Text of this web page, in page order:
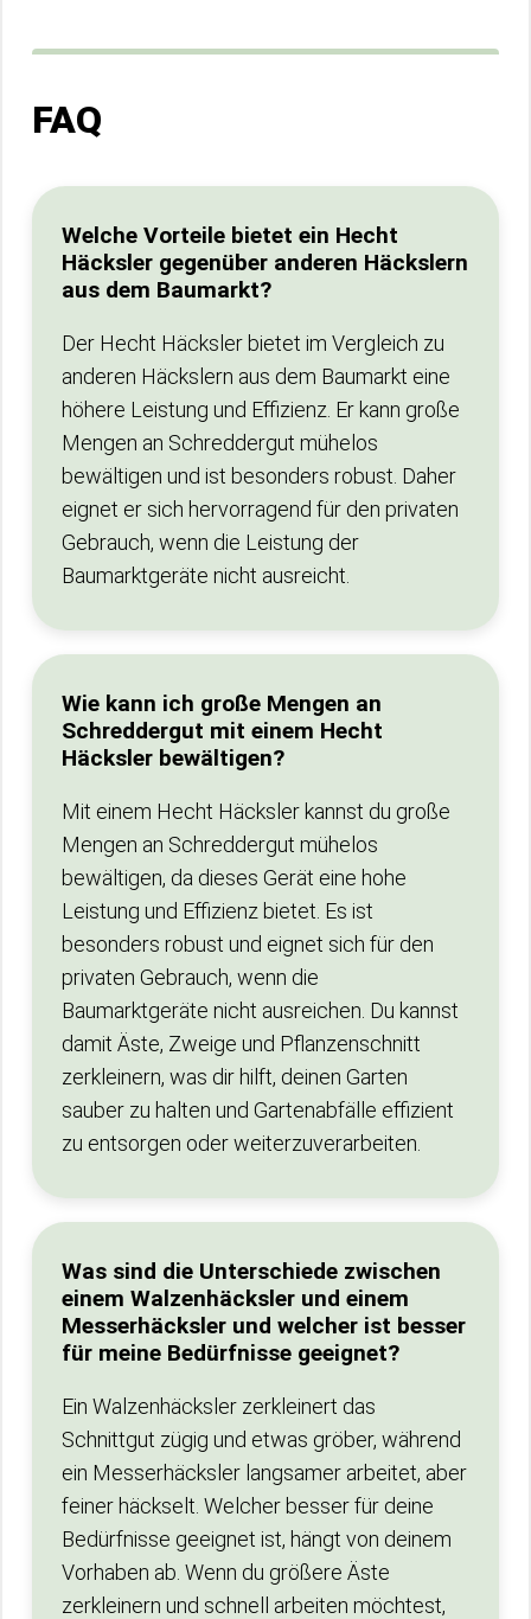
FAQ
Welche Vorteile bietet ein Hecht
Häcksler gegenüber anderen Häckslern
aus dem Baumarkt?
Der Hecht Häcksler bietet im Vergleich zu
anderen Häckslern aus dem Baumarkt eine
höhere Leistung und Effizienz. Er kann große
Mengen an Schreddergut mühelos
bewältigen und ist besonders robust. Daher
eignet er sich hervorragend für den privaten
Gebrauch, wenn die Leistung der
Baumarktgeräte nicht ausreicht.
Wie kann ich große Mengen an
Schreddergut mit einem Hecht
Häcksler bewältigen?
Mit einem Hecht Häcksler kannst du große
Mengen an Schreddergut mühelos
bewältigen, da dieses Gerät eine hohe
Leistung und Effizienz bietet. Es ist
besonders robust und eignet sich für den
privaten Gebrauch, wenn die
Baumarktgeräte nicht ausreichen. Du kannst
damit Äste, Zweige und Pflanzenschnitt
zerkleinern, was dir hilft, deinen Garten
sauber zu halten und Gartenabfälle effizient
zu entsorgen oder weiterzuverarbeiten.
Was sind die Unterschiede zwischen
einem Walzenhäcksler und einem
Messerhäcksler und welcher ist besser
für meine Bedürfnisse geeignet?
Ein Walzenhäcksler zerkleinert das
Schnittgut zügig und etwas gröber, während
ein Messerhäcksler langsamer arbeitet, aber
feiner häckselt. Welcher besser für deine
Bedürfnisse geeignet ist, hängt von deinem
Vorhaben ab. Wenn du größere Äste
zerkleinern und schnell arbeiten möchtest,